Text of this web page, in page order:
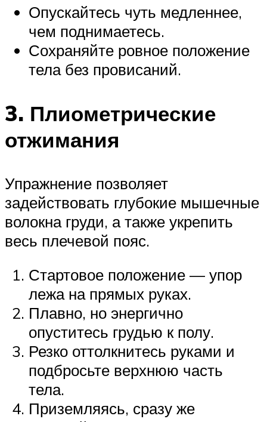
Опускайтесь чуть медленнее,
чем поднимаетесь.
Сохраняйте ровное положение
тела без провисаний.
3. Плиометрические
отжимания
Упражнение позволяет
задействовать глубокие мышечные
волокна груди, а также укрепить
весь плечевой пояс.
Стартовое положение — упор
лежа на прямых руках.
Плавно, но энергично
опуститесь грудью к полу.
Резко оттолкнитесь руками и
подбросьте верхнюю часть
тела.
Приземляясь, сразу же